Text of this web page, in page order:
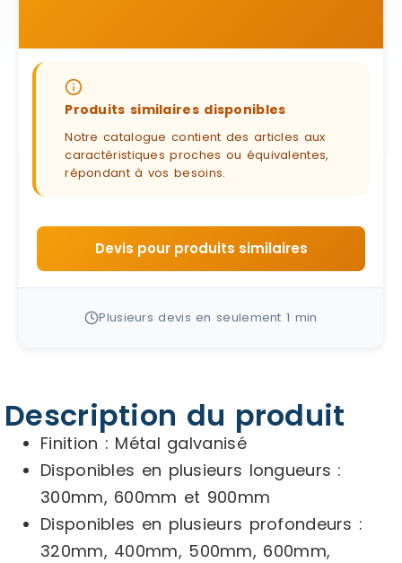
Produits similaires disponibles
Notre catalogue contient des articles aux
caractéristiques proches ou équivalentes,
répondant à vos besoins.
Devis pour produits similaires
Plusieurs devis en seulement 1 min
Description du produit
Finition : Métal galvanisé
Disponibles en plusieurs longueurs :
300mm, 600mm et 900mm
Disponibles en plusieurs profondeurs :
320mm, 400mm, 500mm, 600mm,